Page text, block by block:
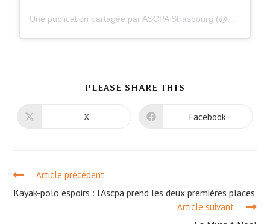
Une publication partagée par ASCPA Strasbourg (@ascpastrasbourg)
PLEASE SHARE THIS
X Facebook
Article précédent
Kayak-polo espoirs : l’Ascpa prend les deux premières places
Article suivant